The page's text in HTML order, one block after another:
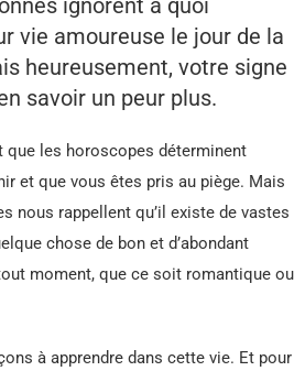
ignorent à quoi
vie amoureuse le jour de la
heureusement, votre signe
savoir un peur plus.
que les horoscopes déterminent
et que vous êtes pris au piège. Mais
nous rappellent qu’il existe de vastes
chose de bon et d’abondant
moment, que ce soit romantique ou
à apprendre dans cette vie. Et pour